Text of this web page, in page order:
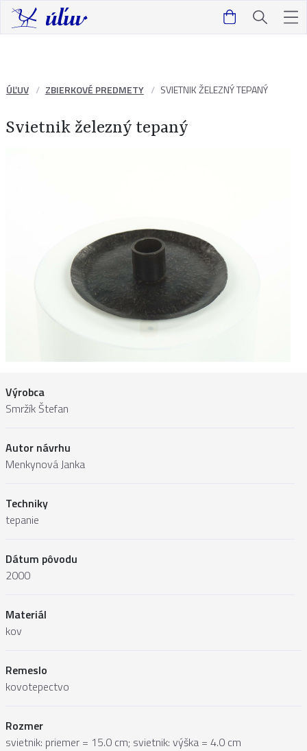
ÚĽUV ZBIERKOVÉ PREDMETY SVIETNIK ŽELEZNÝ TEPANÝ
Svietnik železný tepaný
Výrobca
Smržík Štefan
Autor návrhu
Menkynová Janka
Techniky
tepanie
Dátum pôvodu
2000
Materiál
kov
Remeslo
kovotepectvo
Rozmer
svietnik: priemer = 15.0 cm; svietnik: výška = 4.0 cm